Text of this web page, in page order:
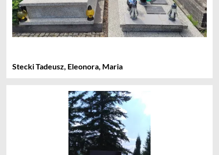
Stecki Tadeusz, Eleonora, Maria